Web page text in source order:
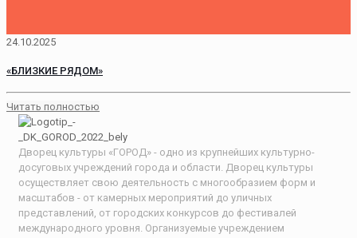
24.10.2025
«БЛИЗКИЕ РЯДОМ»
Читать полностью
Дворец культуры «ГОРОД» - одно из крупнейших культурно-
досуговых учреждений города и области. Дворец культуры
осуществляет свою деятельность с многообразием форм и
масштабов - от камерных мероприятий до уличных
представлений, от городских конкурсов до фестивалей
международного уровня. Организуемые учреждением